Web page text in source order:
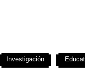
Investigación